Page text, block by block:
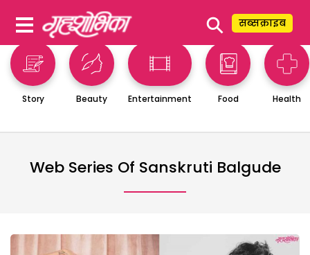
⚲ सब्सक्राइब
Story Beauty Entertainment Food Health
Web Series Of Sanskruti Balgude